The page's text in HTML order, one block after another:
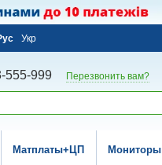
Укр
555-999 Перезвонить вам?
Матплаты+ЦП Мониторы